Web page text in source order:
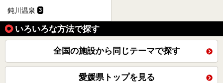
鈍川温泉 3
いろいろな方法で探す
全国の施設から同じテーマで探す
愛媛県トップを見る